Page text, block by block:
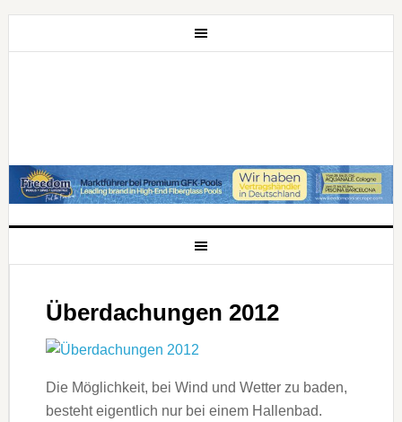
Überdachungen 2012
Die Möglichkeit, bei Wind und Wetter zu baden,
besteht eigentlich nur bei einem Hallenbad.